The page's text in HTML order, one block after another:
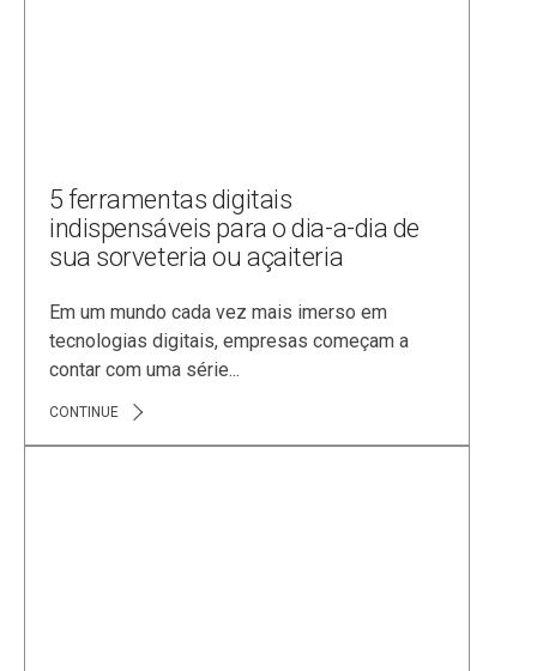
5 ferramentas digitais
indispensáveis para o dia-a-dia de
sua sorveteria ou açaiteria
Em um mundo cada vez mais imerso em
tecnologias digitais, empresas começam a
contar com uma série...
CONTINUE